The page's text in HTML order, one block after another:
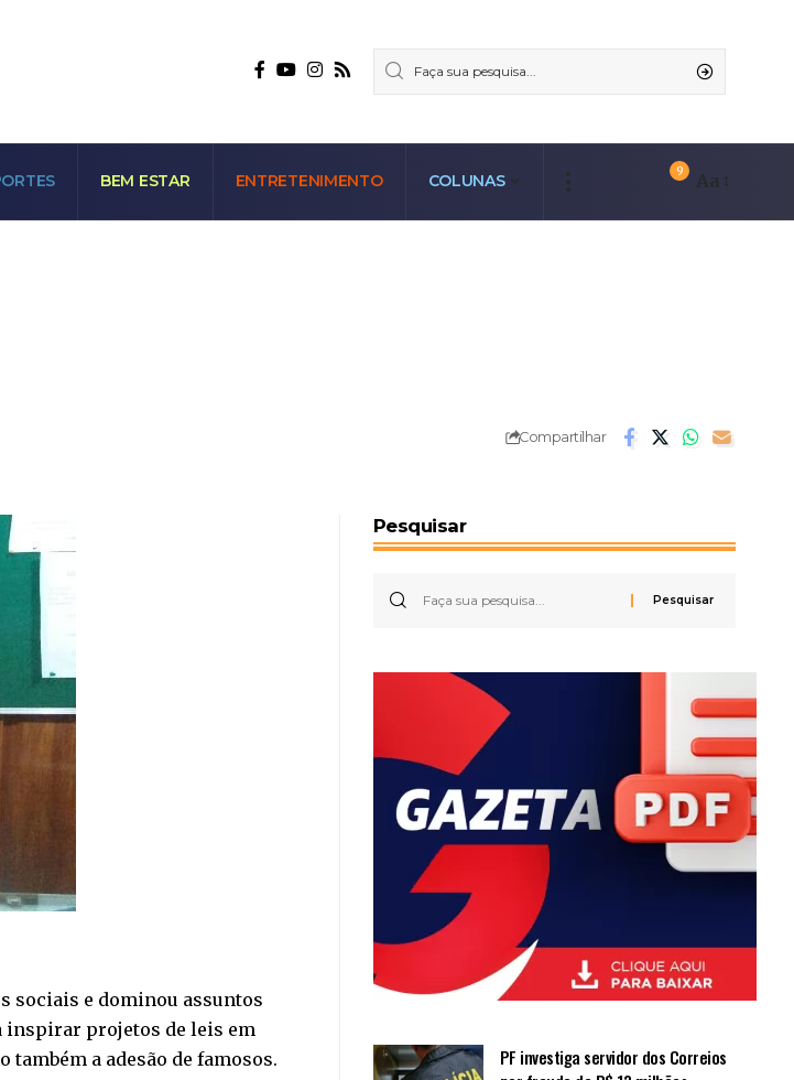
BEM ESTAR ENTRETENIMENTO COLUNAS
9 Aa
Compartilhar
sociais e dominou assuntos
inspirar projetos de leis em
a adesão de famosos.
Pesquisar
PF investiga servidor dos Correios